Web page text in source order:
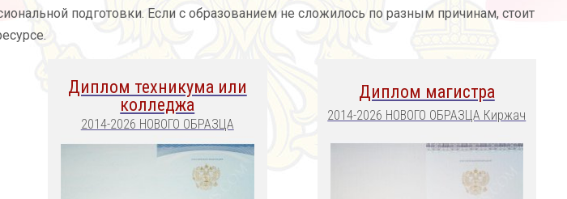
подготовки. Если с образованием не сложилось по разным причинам, стоит
Диплом техникума или
колледжа
2014-2026 НОВОГО ОБРАЗЦА
Диплом магистра
2014-2026 НОВОГО ОБРАЗЦА Киржач